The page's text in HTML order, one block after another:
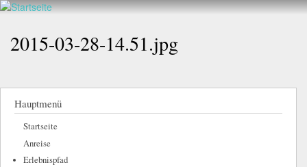
Direkt
Inhalt
Walderlebnis
e.V.
hier
2015-03-28-14.51.jpg
Hauptmenü
Startseite
Anreise
Erlebnispfad